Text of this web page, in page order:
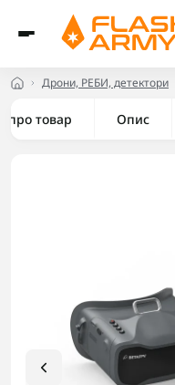
Дрони, РЕБИ, детектори
про товар Опис